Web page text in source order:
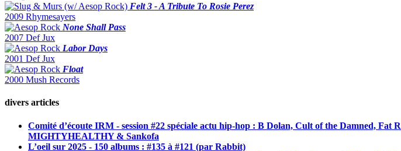
Felt 3 - A Tribute To Rosie Perez
2009 Rhymesayers
None Shall Pass
2007 Def Jux
Labor Days
2001 Def Jux
Float
2000 Mush Records
divers articles
Comité d’écoute IRM - session #22 spéciale actu hip-hop : B Dolan, Cult of the Damned,
MIGHTYHEALTHY & Sankofa
L’oeil sur 2025 - 150 albums : #135 à #121 (par Rabbit)